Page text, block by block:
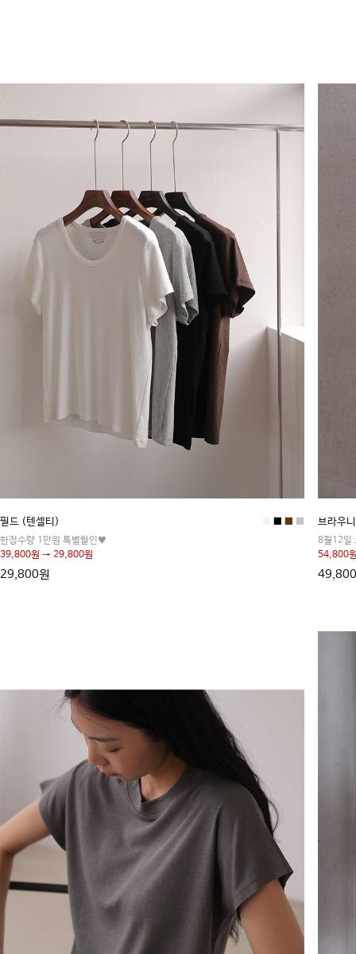
필드 (텐셀티)
한정수량 1만원 특별할인♥
39,800원 → 29,800원
29,800원
■ ■ ■ 브라우니
8월12일
54,800